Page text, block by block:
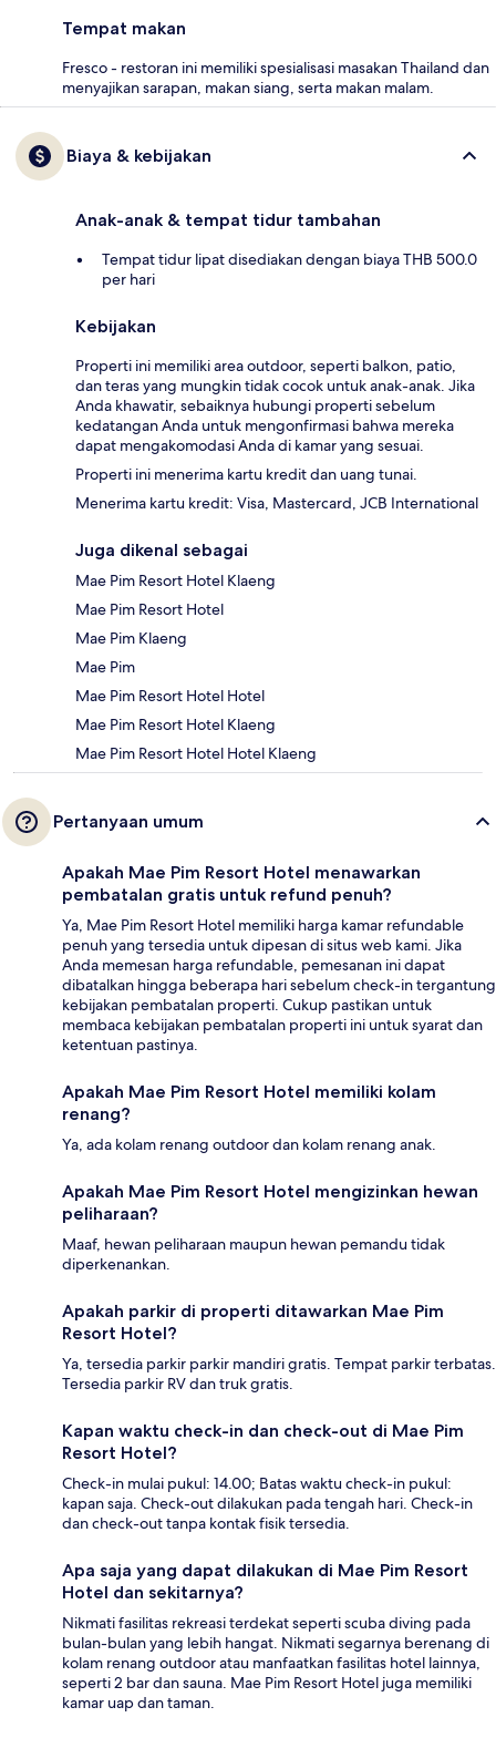
Tempat makan
Fresco - restoran ini memiliki spesialisasi masakan Thailand dan
menyajikan sarapan, makan siang, serta makan malam.
Biaya & kebijakan
Anak-anak & tempat tidur tambahan
Tempat tidur lipat disediakan dengan biaya THB 500.0
per hari
Kebijakan
Properti ini memiliki area outdoor, seperti balkon, patio,
dan teras yang mungkin tidak cocok untuk anak-anak. Jika
Anda khawatir, sebaiknya hubungi properti sebelum
kedatangan Anda untuk mengonfirmasi bahwa mereka
dapat mengakomodasi Anda di kamar yang sesuai.
Properti ini menerima kartu kredit dan uang tunai.
Menerima kartu kredit: Visa, Mastercard, JCB International
Juga dikenal sebagai
Mae Pim Resort Hotel Klaeng
Mae Pim Resort Hotel
Mae Pim Klaeng
Mae Pim
Mae Pim Resort Hotel Hotel
Mae Pim Resort Hotel Klaeng
Mae Pim Resort Hotel Hotel Klaeng
Pertanyaan umum
Apakah Mae Pim Resort Hotel menawarkan
pembatalan gratis untuk refund penuh?
Ya, Mae Pim Resort Hotel memiliki harga kamar refundable
penuh yang tersedia untuk dipesan di situs web kami. Jika
Anda memesan harga refundable, pemesanan ini dapat
dibatalkan hingga beberapa hari sebelum check-in tergantung
kebijakan pembatalan properti. Cukup pastikan untuk
membaca kebijakan pembatalan properti ini untuk syarat dan
ketentuan pastinya.
Apakah Mae Pim Resort Hotel memiliki kolam
renang?
Ya, ada kolam renang outdoor dan kolam renang anak.
Apakah Mae Pim Resort Hotel mengizinkan hewan
peliharaan?
Maaf, hewan peliharaan maupun hewan pemandu tidak
diperkenankan.
Apakah parkir di properti ditawarkan Mae Pim
Resort Hotel?
Ya, tersedia parkir parkir mandiri gratis. Tempat parkir terbatas.
Tersedia parkir RV dan truk gratis.
Kapan waktu check-in dan check-out di Mae Pim
Resort Hotel?
Check-in mulai pukul: 14.00; Batas waktu check-in pukul:
kapan saja. Check-out dilakukan pada tengah hari. Check-in
dan check-out tanpa kontak fisik tersedia.
Apa saja yang dapat dilakukan di Mae Pim Resort
Hotel dan sekitarnya?
Nikmati fasilitas rekreasi terdekat seperti scuba diving pada
bulan-bulan yang lebih hangat. Nikmati segarnya berenang di
kolam renang outdoor atau manfaatkan fasilitas hotel lainnya,
seperti 2 bar dan sauna. Mae Pim Resort Hotel juga memiliki
kamar uap dan taman.